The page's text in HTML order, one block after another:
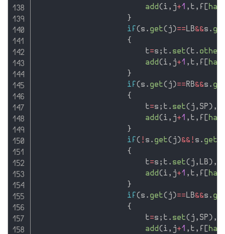
add ( i , j+1 , t , f has
}
if ( s . get( j )== LB&&s .
{
                        t
=s ; t . set( t . other
add ( i , j+1 , t , f has
}
if ( s . get( j )== RB&&s .
{
                        t
=s ; t . set( j , SP ) ,
add ( i , j+1 , t , f has
}
if ( ! s . get( j )&& ! s . get
{
                        t
=s ; t . set( j , LB ) ,
add ( i , j+1 , t , f has
}
if ( s . get( j )== LB&&s .
{
                        t
=s ; t . set( j , SP ) ,
add ( i , j+1 , t , f has